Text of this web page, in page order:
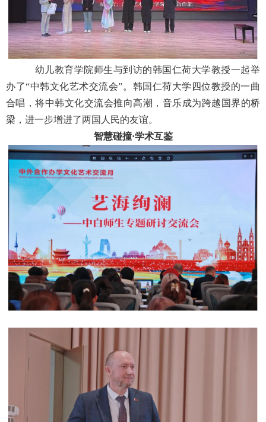
幼儿教育学院师生与到访的韩国仁荷大学教授一起举
办了“中韩文化艺术交流会”。韩国仁荷大学四位教授的一曲
合唱，将中韩文化交流会推向高潮，音乐成为跨越国界的桥
梁，进一步增进了两国人民的友谊。
智慧碰撞·学术互鉴